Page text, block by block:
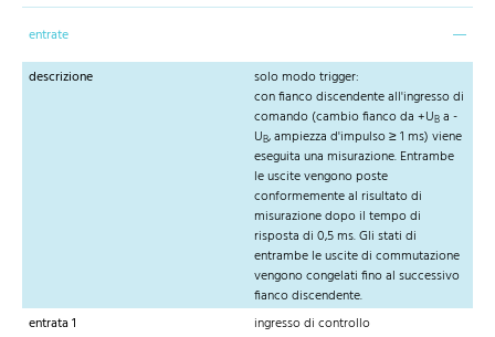
entrate
descrizione
solo modo trigger:
con fianco discendente all'ingresso di
comando (cambio fianco da +UB a -
UB, ampiezza d'impulso ≥ 1 ms) viene
eseguita una misurazione. Entrambe
le uscite vengono poste
conformemente al risultato di
misurazione dopo il tempo di
risposta di 0,5 ms. Gli stati di
entrambe le uscite di commutazione
vengono congelati fino al successivo
fianco discendente.
entrata 1
ingresso di controllo